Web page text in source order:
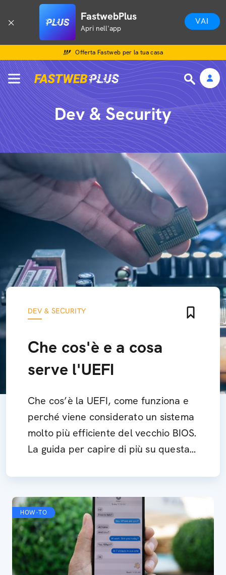
FastwebPlus
Apri nell'app
VAI
Offerta Fastweb per la tua casa
Dev & Security
DEV & SECURITY
Che cos'è e a cosa
serve l'UEFI
Che cos’è la UEFI, come funziona e
perché viene considerato un sistema
molto più efficiente del vecchio BIOS.
La guida per capire di più su questa
HOW-TO